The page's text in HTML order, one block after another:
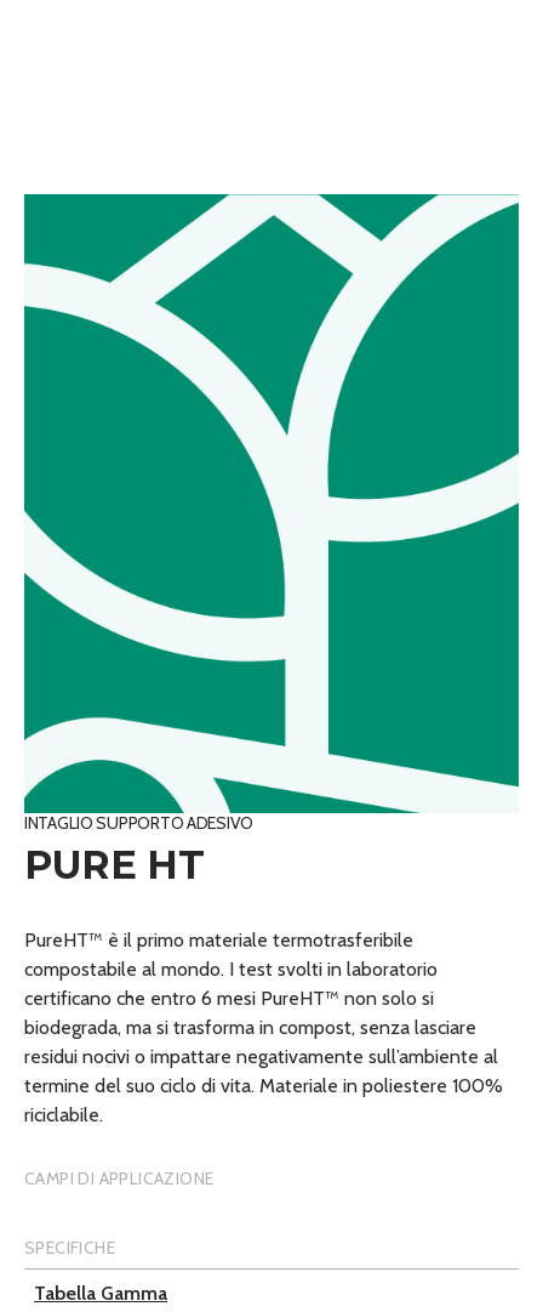
INTAGLIO SUPPORTO ADESIVO
PURE HT
PureHT™ è il primo materiale termotrasferibile
compostabile al mondo. I test svolti in laboratorio
certificano che entro 6 mesi PureHT™ non solo si
biodegrada, ma si trasforma in compost, senza lasciare
residui nocivi o impattare negativamente sull’ambiente al
termine del suo ciclo di vita. Materiale in poliestere 100%
riciclabile.
CAMPI DI APPLICAZIONE
SPECIFICHE
Tabella Gamma